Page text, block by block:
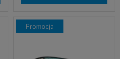
promocja